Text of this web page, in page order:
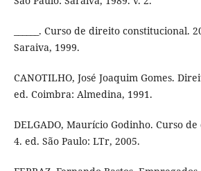
______. Curso de direito constitucional.
Saraiva, 1999.
CANOTILHO, José Joaquim Gomes.
ed. Coimbra: Almedina, 1991.
DELGADO, Maurício Godinho. Curso
4. ed. São Paulo: LTr, 2005.